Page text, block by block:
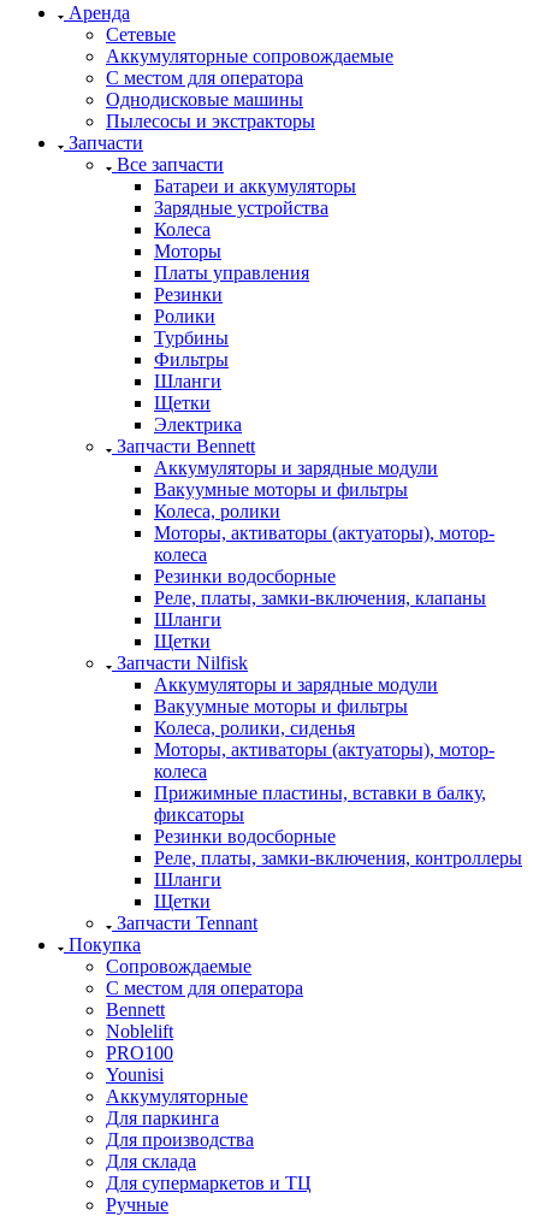
Аренда
Сетевые
Аккумуляторные сопровождаемые
С местом для оператора
Однодисковые машины
Пылесосы и экстракторы
Запчасти
Все запчасти
Батареи и аккумуляторы
Зарядные устройства
Колеса
Моторы
Платы управления
Резинки
Ролики
Турбины
Фильтры
Шланги
Щетки
Электрика
Запчасти Bennett
Аккумуляторы и зарядные модули
Вакуумные моторы и фильтры
Колеса, ролики
Моторы, активаторы (актуаторы), мотор-
колеса
Резинки водосборные
Реле, платы, замки-включения, клапаны
Шланги
Щетки
Запчасти Nilfisk
Аккумуляторы и зарядные модули
Вакуумные моторы и фильтры
Колеса, ролики, сиденья
Моторы, активаторы (актуаторы), мотор-
колеса
Прижимные пластины, вставки в балку,
фиксаторы
Резинки водосборные
Реле, платы, замки-включения, контроллеры
Шланги
Щетки
Запчасти Tennant
Покупка
Сопровождаемые
С местом для оператора
Bennett
Noblelift
PRO100
Younisi
Аккумуляторные
Для паркинга
Для производства
Для склада
Для супермаркетов и ТЦ
Ручные